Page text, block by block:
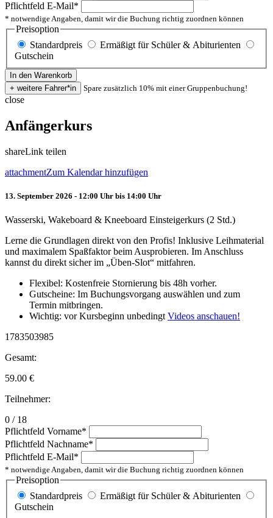
Pflichtfeld E-Mail*
* notwendige Angaben, damit wir die Buchung richtig zuordnen können
Preisoption
Standardpreis
Ermäßigt für Schüler & Abiturienten
Gutschein
Spare zusätzlich 10% mit einer Gruppenbuchung!
close
Anfängerkurs
shareLink teilen
attachmentZum Kalendar hinzufügen
13. September 2026 - 12:00 Uhr bis 14:00 Uhr
Wasserski, Wakeboard & Kneeboard Einsteigerkurs (2 Std.)
Lerne die Grundlagen direkt von den Profis! Inklusive Leihmaterial
und maximalem Spaßfaktor beim Ausprobieren. Im Anschluss
kannst du direkt sicher im „Üben-Slot“ mitfahren.
Flexibel: Kostenfreie Stornierung bis 48h vorher.
Gutscheine: Im Buchungsvorgang auswählen und zum
Termin mitbringen.
Wichtig: vor Kursbeginn unbedingt Videos anschauen!
1783503985
Gesamt:
59.00 €
Teilnehmer:
0 / 18
Pflichtfeld Vorname*
Pflichtfeld Nachname*
Pflichtfeld E-Mail*
* notwendige Angaben, damit wir die Buchung richtig zuordnen können
Preisoption
Standardpreis
Ermäßigt für Schüler & Abiturienten
Gutschein